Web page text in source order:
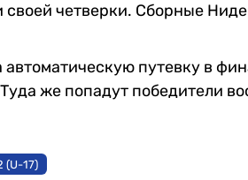
своей четверки. Сборные
путевку в
же попадут победители
(U-17)